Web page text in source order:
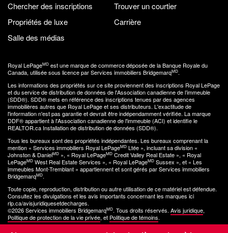
Chercher des inscriptions
Trouver un courtier
Propriétés de luxe
Carrière
Salle des médias
Royal LePageMD est une marque de commerce déposée de la Banque Royale du
Canada, utilisée sous licence par Services immobiliers BridgemarqMD.
Les informations des propriétés sur ce site proviennent des inscriptions Royal LePage
et du service de distribution de données de l'Association canadienne de l’immeuble
(SDD®). SDD® mets en référence des inscriptions tenues par des agences
immobilières autres que Royal LePage et ses distributeurs. L'exactitude de
l'information n'est pas garantie et devrait être indépendamment vérifiée. La marque
DDF® appartient à l'Association canadienne de l'immeuble (ACI) et identifie le
REALTOR.ca Installation de distribution de données (SDD®).
Tous les bureaux sont des propriétés indépendantes. Les bureaux comprenant la
mention « Services immobiliers Royal LePageMD Ltée », incluant sa division «
Johnston & DanielMD », « Royal LePageMD Credit Valley Real Estate », « Royal
LePageMD West Real Estate Services », « Royal LePageMD Sussex », et « Les
immeubles Mont-Tremblant » appartiennent et sont gérés par Services immobiliers
BridgemarqMD.
Toute copie, reproduction, distribution ou autre utilisation de ce matériel est défendue.
Consultez les divulgations et les avis importants concernant les marques ici
rlp.ca/avisjuridiquesetdecharges.
©2026 Services immobiliers BridgemarqMD. Tous droits réservés. Avis juridique,
Politique de protection de la vie privée, et Politique de témoins.